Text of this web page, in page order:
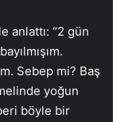
anlattı: “2 gün
Sebep mi? Baş
yoğun
böyle bir